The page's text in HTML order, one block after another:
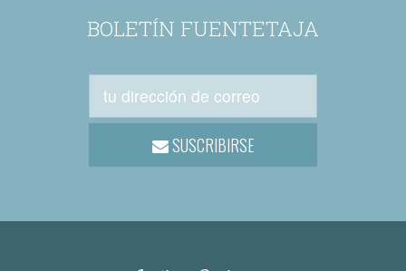
BOLETÍN FUENTETAJA
SUSCRIBIRSE